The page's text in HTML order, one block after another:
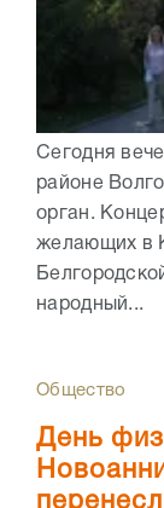
Сегодня
районе
орган.
желающих в
народный...
Общество
День